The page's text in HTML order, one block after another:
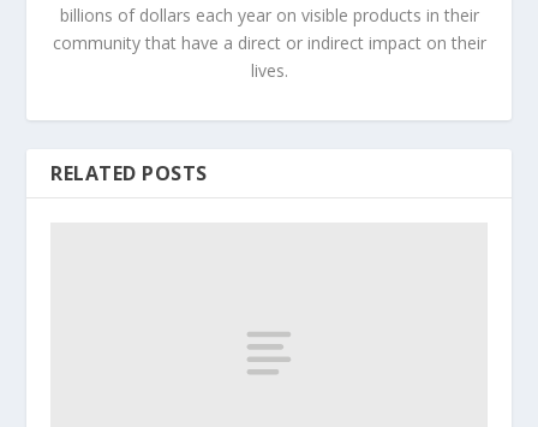
billions of dollars each year on visible products in their
community that have a direct or indirect impact on their
lives.
RELATED POSTS